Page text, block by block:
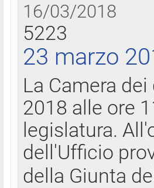
16/03/2018
5223
23 marzo
La Camera
2018 alle ore
legislatura.
dell'Ufficio
della Giunta